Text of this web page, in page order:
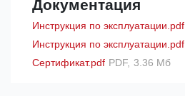
Документация
Инструкция по эксплуатации.pdf
Инструкция по эксплуатации.pdf
Сертификат.pdf PDF, 3.36 Мб